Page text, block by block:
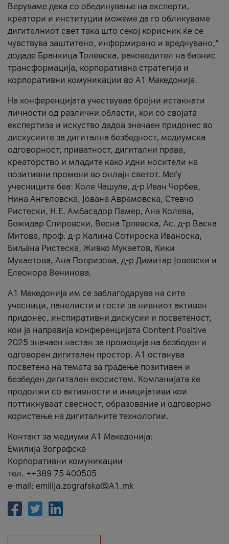
Веруваме дека со обединување на експерти,
креатори и институции можеме да го обликуваме
дигиталниот свет така што секој корисник ќе се
чувствува заштитено, информирано и вреднувано,“
додаде Бранкица Толевска, раководител на бизнис
трансформација, корпоративна стратегија и
корпоративни комуникации во А1 Македонија.
На конференцијата учествуваа бројни истакнати
личности од различни области, кои со својата
експертиза и искуство дадоа значаен придонес во
дискусиите за дигитална безбедност, медиумска
одговорност, приватност, дигитални права,
креаторство и младите како идни носители на
позитивни промени во онлајн светот. Меѓу
учесниците беа: Коле Чашуле, д-р Иван Чорбев,
Нина Ангеловска, Јована Аврамовска, Стевчо
Ристески, Н.Е. Амбасадор Памер, Ана Колева,
Божидар Спировски, Весна Трпевска, Ас. д-р Васка
Митова, проф. д-р Калина Сотироска Иваноска,
Биљана Ристеска, Живко Мукаетов, Кики
Мукаетова, Ана Попризова, д-р Димитар Јовевски и
Елеонора Венинова.
А1 Македонија им се заблагодарува на сите
учесници, панелисти и гости за нивниот активен
придонес, инспиративни дискусии и посветеност,
кои ја направија конференцијата Content Positive
2025 значаен настан за промоција на безбеден и
одговорен дигитален простор. А1 останува
посветена на темата за градење позитивен и
безбеден дигитален екосистем. Компанијата ќе
продолжи со активности и иницијативи кои
поттикнуваат свесност, образование и одговорно
користење на дигиталните технологии.
Контакт за медиуми А1 Македонија:
Емилија Зографска
Корпоративни комуникации
тел. ++389 75 400505
e-mail: emilija.zografska@A1.mk